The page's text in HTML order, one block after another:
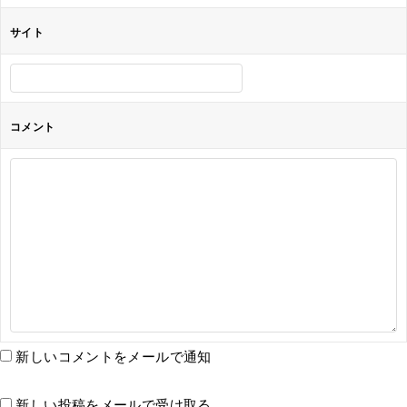
サイト
コメント
新しいコメントをメールで通知